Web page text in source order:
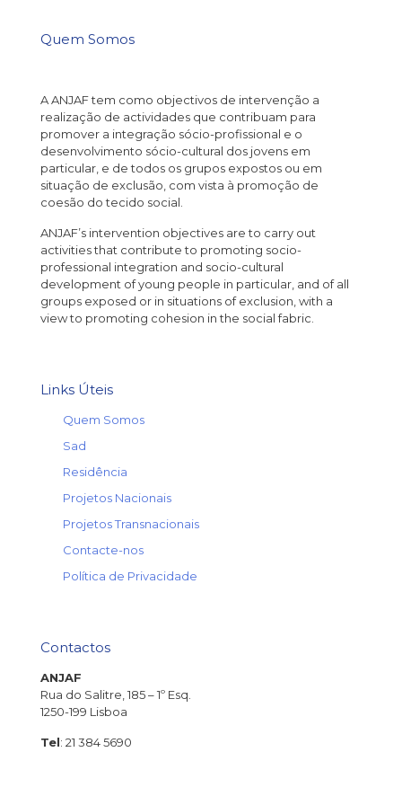
Quem Somos
A ANJAF tem como objectivos de intervenção a
realização de actividades que contribuam para
promover a integração sócio-profissional e o
desenvolvimento sócio-cultural dos jovens em
particular, e de todos os grupos expostos ou em
situação de exclusão, com vista à promoção de
coesão do tecido social.
ANJAF’s intervention objectives are to carry out
activities that contribute to promoting socio-
professional integration and socio-cultural
development of young people in particular, and of all
groups exposed or in situations of exclusion, with a
view to promoting cohesion in the social fabric.
Links Úteis
Quem Somos
Sad
Residência
Projetos Nacionais
Projetos Transnacionais
Contacte-nos
Política de Privacidade
Contactos
ANJAF
Rua do Salitre, 185 – 1º Esq.
1250-199 Lisboa
Tel: 21 384 5690